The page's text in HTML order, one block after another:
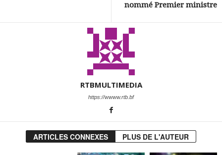
nommé Premier ministre
RTBMULTIMEDIA
https://wwww.rtb.bf
ARTICLES CONNEXES PLUS DE L'AUTEUR